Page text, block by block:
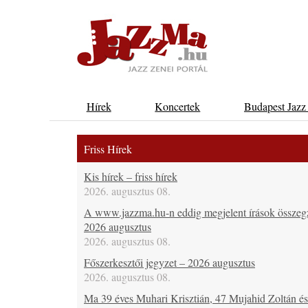
Hírek Koncertek Budapest
Friss Hírek
Kis hírek – friss hírek
2026. augusztus 08.
A www.jazzma.hu-n eddig megjelent írások
2026 augusztus
2026. augusztus 08.
Főszerkesztői jegyzet – 2026 augusztus
2026. augusztus 08.
Ma 39 éves Muhari Krisztián, 47 Mujahid Zoltán